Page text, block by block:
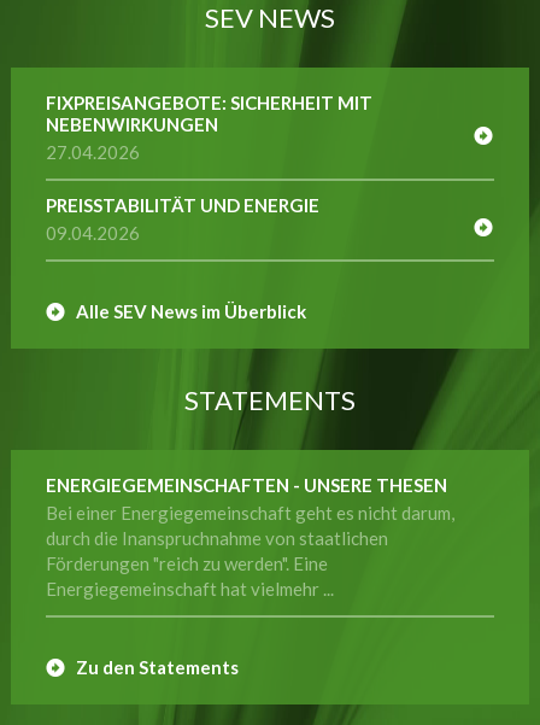
SEV NEWS
FIXPREISANGEBOTE: SICHERHEIT MIT
NEBENWIRKUNGEN
27.04.2026
PREISSTABILITÄT UND ENERGIE
09.04.2026
Alle SEV News im Überblick
STATEMENTS
ENERGIEGEMEINSCHAFTEN - UNSERE THESEN
Bei einer Energiegemeinschaft geht es nicht darum,
durch die Inanspruchnahme von staatlichen
Förderungen "reich zu werden". Eine
Energiegemeinschaft hat vielmehr ...
Zu den Statements